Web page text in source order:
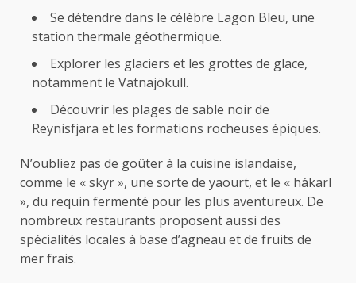
Se détendre dans le célèbre Lagon Bleu, une
station thermale géothermique.
Explorer les glaciers et les grottes de glace,
notamment le Vatnajökull.
Découvrir les plages de sable noir de
Reynisfjara et les formations rocheuses épiques.
N’oubliez pas de goûter à la cuisine islandaise,
comme le « skyr », une sorte de yaourt, et le « hákarl
», du requin fermenté pour les plus aventureux. De
nombreux restaurants proposent aussi des
spécialités locales à base d’agneau et de fruits de
mer frais.